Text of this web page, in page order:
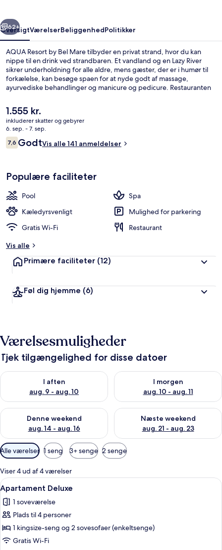
Næste
62+
OversigtVærelserBeliggenhedPolitikker
AQUA Resort by Bel Mare tilbyder en privat strand, hvor du kan
nippe til en drink ved strandbaren. Et vandland og en Lazy River
sikrer underholdning for alle aldre, mens gæster, der er i humør til
forkælelse, kan besøge spaen for at nyde godt af massage,
ayurvediske behandlinger og manicure og pedicure. Restauranten
baren/loungen. Der er 2 barer ved poolen og en sauna på dette
resort i middelhavsstil samt bekvemmeligheder på værelset som
køleskab og mikrobølgeovn.
Den
nuværende
pris
er
1.555 kr.
1.555 kr.
inkluderer skatter og gebyrer
6. sep. - 7. sep.
Anmeldelser
7,67,6 ud af 10.
GodtVis alle 141 anmeldelser
Populære faciliteter
Pool
Spa
Kæledyrsvenligt
Mulighed for parkering
Gratis Wi-Fi
Restaurant
Vis alle
Primære faciliteter (12)
Føl dig hjemme (6)
Værelsesmuligheder
Tjek tilgængelighed for disse datoer
I aften
aug. 9 - aug. 10
Tjek tilgængelighed for i aften aug. 9 - aug. 10
I morgen
aug. 10 - aug. 11
Tjek tilgængelighed for i
Denne weekend
aug. 14 - aug. 16
Tjek tilgængelighed for denne weekend aug. 14 - aug. 16
Næste weekend
aug. 21 - aug. 23
Tjek tilgængelighed for næste
Tilgængelige
filtre
for
værelser
Alle værelser 1 seng 3+ senge 2 senge
Viser 4 ud af 4 værelser
Indlæs
alle
billeder
af
Apartament
Deluxe
Et hotelværelse med en seng, en
6
Apartament Deluxe
1 soveværelse
Plads til 4 personer
1 kingsize-seng og 2 sovesofaer (enkeltsenge)
Gratis Wi-Fi